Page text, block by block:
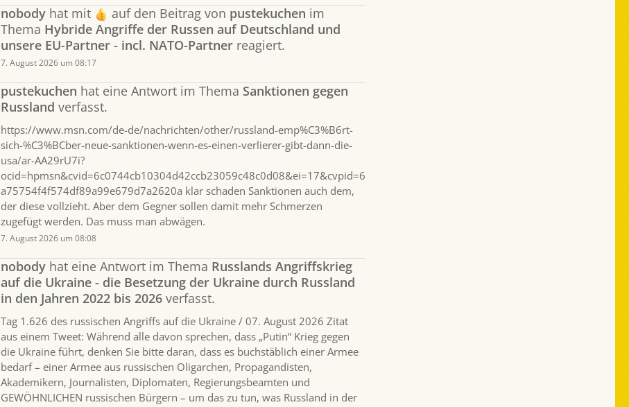
nobody hat mit auf den Beitrag von pustekuchen im
Thema Hybride Angriffe der Russen auf Deutschland und
unsere EU-Partner - incl. NATO-Partner reagiert.
7. August 2026 um 08:17
pustekuchen hat eine Antwort im Thema Sanktionen gegen
Russland verfasst.
https://www.msn.com/de-de/nachrichten/other/russland-emp%C3%B6rt-
sich-%C3%BCber-neue-sanktionen-wenn-es-einen-verlierer-gibt-dann-die-
usa/ar-AA29rU7i?
ocid=hpmsn&cvid=6c0744cb10304d42ccb23059c48c0d08&ei=17&cvpid=6
a75754f4f574df89a99e679d7a2620a klar schaden Sanktionen auch dem,
der diese vollzieht. Aber dem Gegner sollen damit mehr Schmerzen
zugefügt werden. Das muss man abwägen.
7. August 2026 um 08:08
nobody hat eine Antwort im Thema Russlands Angriffskrieg
auf die Ukraine - die Besetzung der Ukraine durch Russland
in den Jahren 2022 bis 2026 verfasst.
Tag 1.626 des russischen Angriffs auf die Ukraine / 07. August 2026 Zitat
aus einem Tweet: Während alle davon sprechen, dass „Putin“ Krieg gegen
die Ukraine führt, denken Sie bitte daran, dass es buchstäblich einer Armee
bedarf – einer Armee aus russischen Oligarchen, Propagandisten,
Akademikern, Journalisten, Diplomaten, Regierungsbeamten und
GEWÖHNLICHEN russischen Bürgern – um das zu tun, was Russland in der